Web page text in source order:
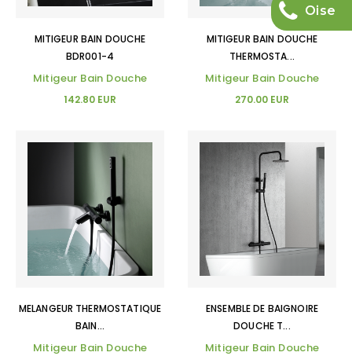
Oise
MITIGEUR BAIN DOUCHE
BDR001-4
Mitigeur Bain Douche
142.80 EUR
MITIGEUR BAIN DOUCHE
THERMOSTA...
Mitigeur Bain Douche
270.00 EUR
MELANGEUR THERMOSTATIQUE
BAIN...
Mitigeur Bain Douche
ENSEMBLE DE BAIGNOIRE
DOUCHE T...
Mitigeur Bain Douche